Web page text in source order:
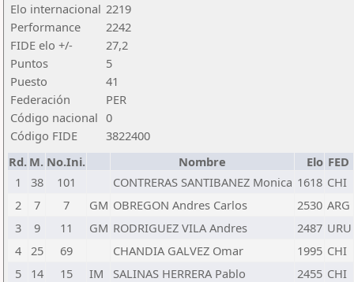
Elo internacional 2219
Performance
2242
FIDE elo +/-
27,2
Puntos
5
Puesto
41
Federación
PER
Código nacional 0
Código FIDE
3822400
Rd. M. No.Ini. Nombre Elo FED
1
38 101 CONTRERAS SANTIBANEZ Monica 1618 CHI
2
7 7 GM OBREGON Andres Carlos 2530 ARG
3
9 11 GM RODRIGUEZ VILA Andres 2487 URU
4 25 69 CHANDIA GALVEZ Omar 1995 CHI
5
14 15 IM SALINAS HERRERA Pablo 2455 CHI